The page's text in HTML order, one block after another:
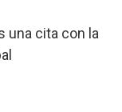
una cita con la